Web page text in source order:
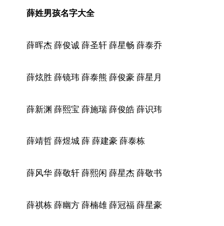
薛姓男孩名字大全
薛晖杰 薛俊诚 薛圣轩 薛星畅 薛泰乔
薛炫胜 薛镜玮 薛泰熊 薛俊豪 薛星月
薛新渊 薛熙宝 薛施瑞 薛俊皓 薛识玮
薛靖哲 薛煜城 薛 薛建豪 薛泰栋
薛风华 薛敬轩 薛熙闲 薛星杰 薛敬书
薛祺栋 薛幽方 薛楠雄 薛冠福 薛星豪